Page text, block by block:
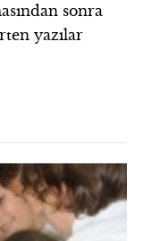
sonra
yazılar